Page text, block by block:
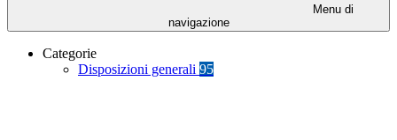
Menu di
navigazione
Categorie
Disposizioni generali 95